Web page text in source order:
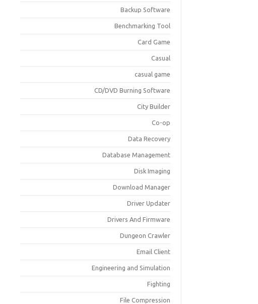
Backup Software
Benchmarking Tool
Card Game
Casual
casual game
CD/DVD Burning Software
City Builder
Co-op
Data Recovery
Database Management
Disk Imaging
Download Manager
Driver Updater
Drivers And Firmware
Dungeon Crawler
Email Client
Engineering and Simulation
Fighting
File Compression